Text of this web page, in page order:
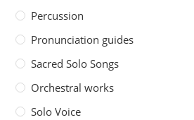
Percussion
Pronunciation guides
Sacred Solo Songs
Orchestral works
Solo Voice